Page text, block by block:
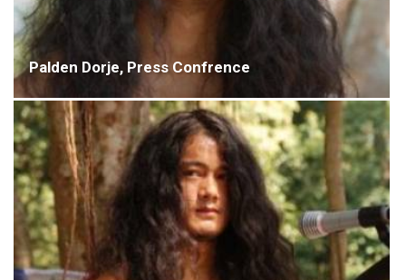
Palden Dorje, Press Confrence